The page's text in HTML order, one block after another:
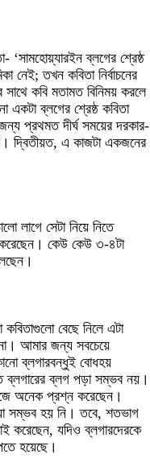
ব্লগের শ্রেষ্ঠ
নেই; তখন কবিতা নির্বাচনের
কবি মতামত বিনিময় করলে
ব্লগের শ্রেষ্ঠ কবিতা
প্রথমত দীর্ঘ সময়ের দরকার-
দ্বিতীয়ত, এ কাজটা একজনের
লাগে সেটা নিয়ে নিতে
কেউ কেউ ৩-৪টা
বেছে নিলে এটা
না। আমার জন্য সবচেয়ে
ব্লগারবন্ধুই বোধহয়
ব্লগারের ব্লগ পড়া সম্ভব নয়।
অনেক প্রশ্ন করেছেন।
সম্ভব হয় নি। তবে, শতভাগ
করেছেন, যদিও ব্লগারদেরকে
হয়েছে।